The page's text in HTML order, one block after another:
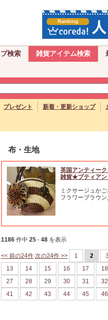
検索 雑貨アイテム検索
プレゼント 新着・更新ショップ
布・生地
英国アンティー
雑貨★プティアン
ミクサージュか
フラワーブラウ
1186 件中 25 - 48 を表示
<< 前の24件 次の24件 >> 1 2
13
14 15 16 17
18
27
28 29 30 31
32
41
42 43 44 45 46